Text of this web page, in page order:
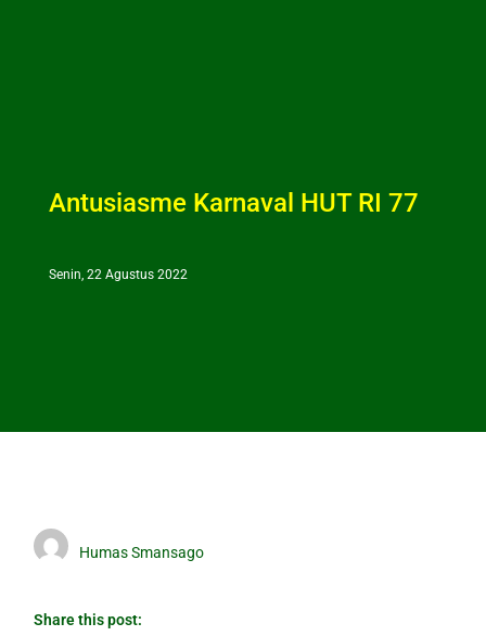
Antusiasme Karnaval HUT RI 77
Senin, 22 Agustus 2022
Humas Smansago
Share this post: